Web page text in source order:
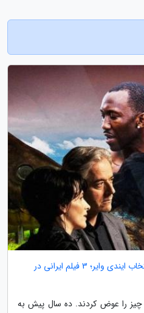
100 فیلم برتر دهه ی گذشته به انتخاب ایندی وایر؛ 3 فیلم ایرانی در
چیز را عوض کردند. ده سال پیش به